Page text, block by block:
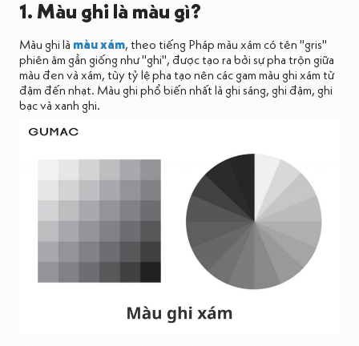
1. Màu ghi là màu gì?
Màu ghi là màu xám, theo tiếng Pháp màu xám có tên "gris"
phiên âm gần giống như "ghi", được tạo ra bởi sự pha trộn giữa
màu đen và xám, tùy tỷ lệ pha tạo nên các gam màu ghi xám từ
đậm đến nhạt. Màu ghi phổ biến nhất là ghi sáng, ghi đậm, ghi
bạc và xanh ghi.